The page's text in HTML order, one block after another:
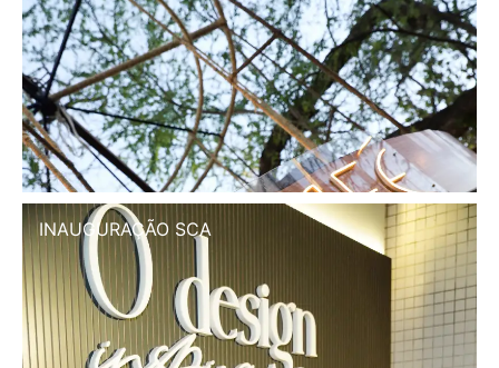
INAUGURAÇÃO SCA